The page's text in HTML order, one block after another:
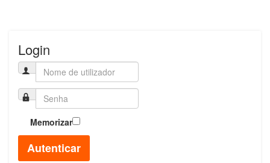
Login
Memorizar
Autenticar